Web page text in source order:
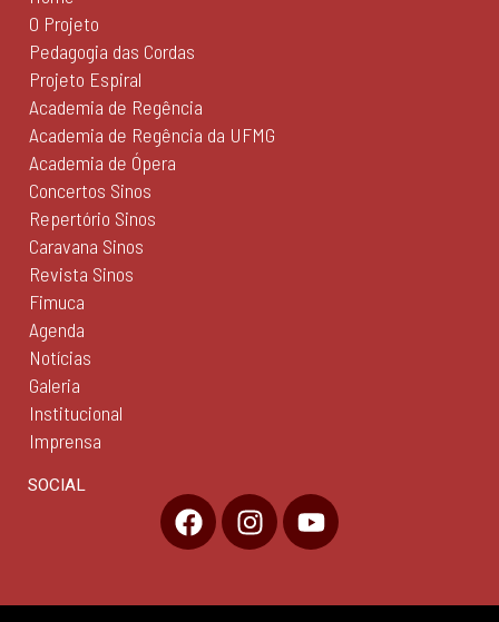
O Projeto
Pedagogia das Cordas
Projeto Espiral
Academia de Regência
Academia de Regência da UFMG
Academia de Ópera
Concertos Sinos
Repertório Sinos
Caravana Sinos
Revista Sinos
Fimuca
Agenda
Notícias
Galeria
Institucional
Imprensa
SOCIAL